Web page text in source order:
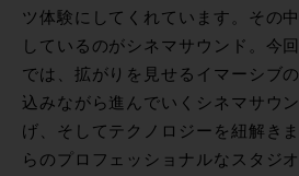
ツ体験にしてくれています。その
しているのがシネマサウンド。今
では、拡がりを見せるイマーシブ
込みながら進んでいくシネマサウ
げ、そしてテクノロジーを紐解き
らのプロフェッショナルなスタジ